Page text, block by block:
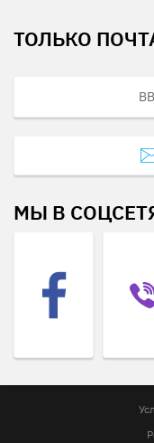
ТОЛЬКО
МЫ В